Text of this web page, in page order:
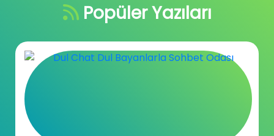
Popüler Yazıları